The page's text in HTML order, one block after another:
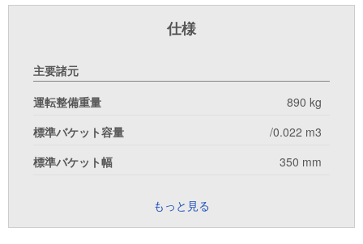
仕様
主要諸元
運転整備重量
890 kg
標準バケット容量
/0.022 m3
標準バケット幅
350 mm
もっと見る